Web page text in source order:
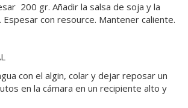
200 gr. Añadir la salsa de soja y la
con resource. Mantener caliente.
con el algin, colar y dejar reposar un
en la cámara en un recipiente alto y